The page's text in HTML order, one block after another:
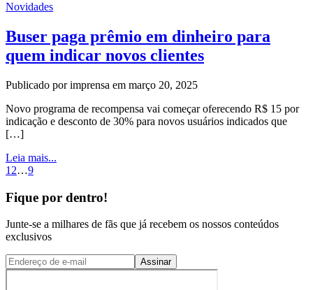
Novidades
Buser paga prêmio em dinheiro para
quem indicar novos clientes
Publicado por imprensa em março 20, 2025
Novo programa de recompensa vai começar oferecendo R$ 15 por
indicação e desconto de 30% para novos usuários indicados que
[…]
Leia mais...
1 2…9
Fique por dentro!
Junte-se a milhares de fãs que já recebem os nossos conteúdos
exclusivos
Assinar